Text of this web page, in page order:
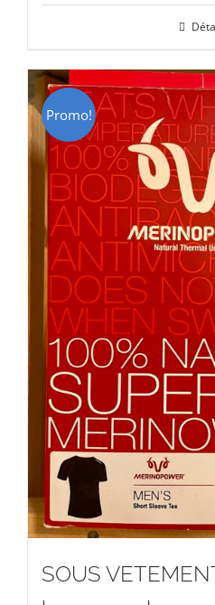
initial
CHF 85.00.
actuel
CHF
Promo!
SOUS